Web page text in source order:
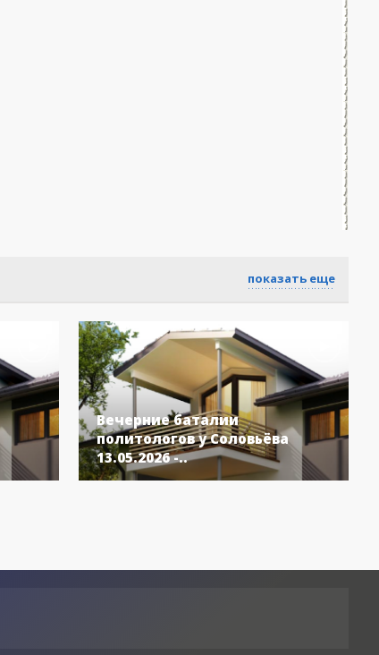
показать еще
Вечерние баталии
политологов у Соловьёва
13.05.2026 -..